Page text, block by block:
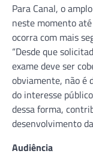
Para Canal, o
neste momento
ocorra com mais
“Desde que
exame deve ser
obviamente, não é
do interesse
dessa forma,
desenvolvimento
Audiência